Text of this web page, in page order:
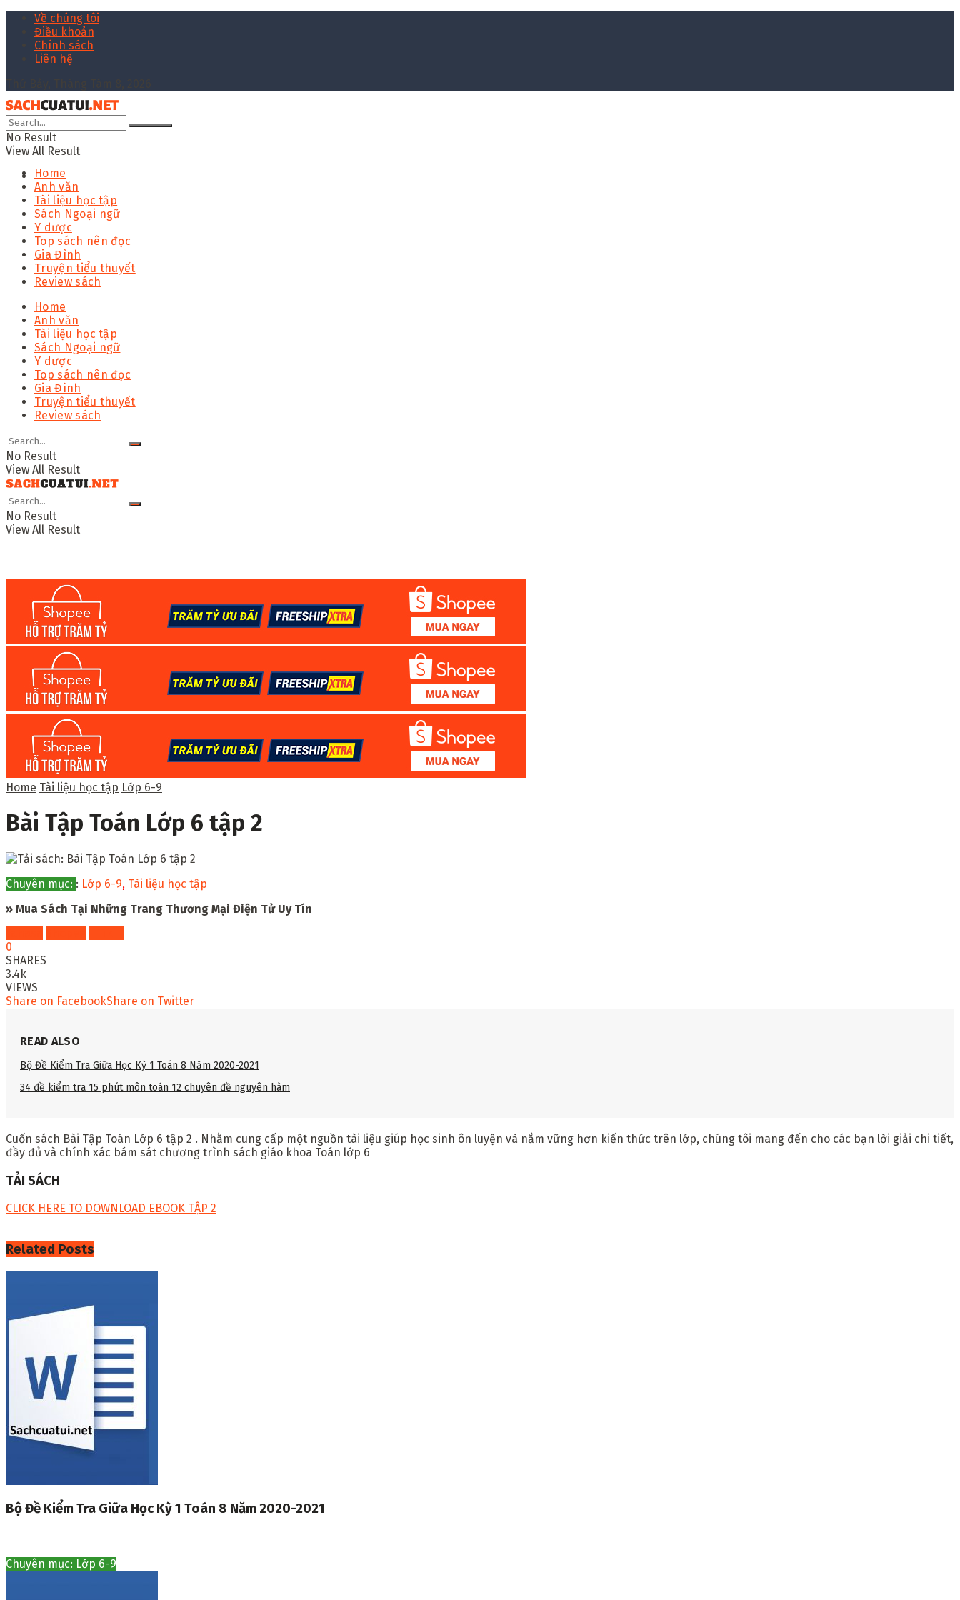
Về chúng tôi
Điều khoản
Chính sách
Liên hệ
No Result
View All Result
Home
Anh văn
Tài liệu học tập
Sách Ngoại ngữ
Y dược
Top sách nên đọc
Gia Đình
Truyện tiểu thuyết
Review sách
Home
Anh văn
Tài liệu học tập
Sách Ngoại ngữ
Y dược
Top sách nên đọc
Gia Đình
Truyện tiểu thuyết
Review sách
No Result
View All Result
No Result
View All Result
Home Tài liệu học tập Lớp 6-9
Bài Tập Toán Lớp 6 tập 2
Chuyên mục: : Lớp 6-9, Tài liệu học tập
» Mua Sách Tại Những Trang Thương Mại Điện Tử Uy Tín
0
SHARES
3.4k
VIEWS
Share on FacebookShare on Twitter
READ ALSO
Bộ Đề Kiểm Tra Giữa Học Kỳ 1 Toán 8 Năm 2020-2021
34 đề kiểm tra 15 phút môn toán 12 chuyên đề nguyên hàm
Cuốn sách Bài Tập Toán Lớp 6 tập 2 . Nhằm cung cấp một nguồn tài liệu giúp học sinh ôn luyện và nắm vững hơn kiến thức trên lớp, chúng tôi mang đến cho các bạn lời giải chi tiết,
đầy đủ và chính xác bám sát chương trình sách giáo khoa Toán lớp 6
TẢI SÁCH
CLICK HERE TO DOWNLOAD EBOOK TẬP 2
Related Posts
Bộ Đề Kiểm Tra Giữa Học Kỳ 1 Toán 8 Năm 2020-2021
Chuyên mục: Lớp 6-9